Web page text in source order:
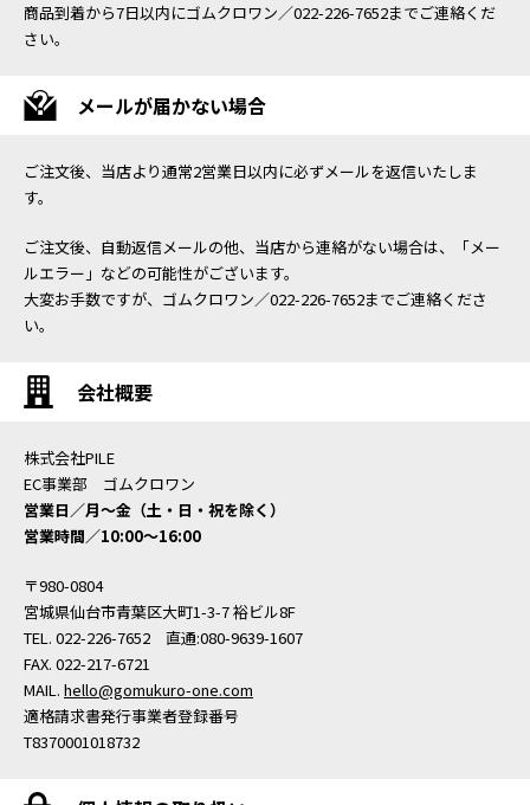
商品到着から7日以内にゴムクロワン／022-226-7652までご連絡くだ
さい。
メールが届かない場合
ご注文後、当店より通常2営業日以内に必ずメールを返信いたしま
す。
ご注文後、自動返信メールの他、当店から連絡がない場合は、「メー
ルエラー」などの可能性がございます。
大変お手数ですが、ゴムクロワン／022-226-7652までご連絡くださ
い。
会社概要
株式会社PILE
EC事業部 ゴムクロワン
営業日／月〜金（土・日・祝を除く）
営業時間／10:00〜16:00
〒980-0804
宮城県仙台市青葉区大町1-3-7 裕ビル8F
TEL. 022-226-7652 直通:080-9639-1607
FAX. 022-217-6721
MAIL. hello@gomukuro-one.com
適格請求書発行事業者登録番号
T8370001018732